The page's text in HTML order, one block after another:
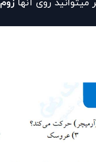
میتوانید روی آنهازوم